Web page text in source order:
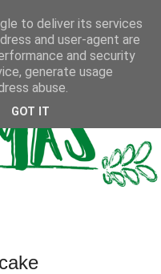
to deliver its services
and user-agent are
and security
generate usage
abuse.
GOT IT